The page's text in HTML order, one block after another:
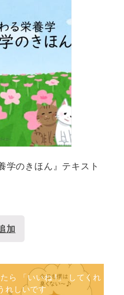
学のきほん』テキスト
加
ら 「いいね !」 してくれ
れしいです